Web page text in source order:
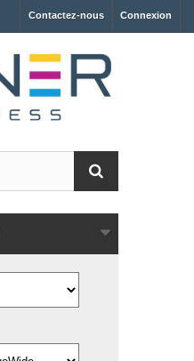
Connexion
Contactez-nous